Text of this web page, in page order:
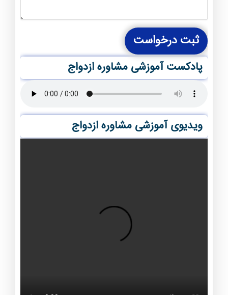
ثبت درخواست
پادکست آموزشی مشاوره ازدواج
ویدیوی آموزشی مشاوره ازدواج